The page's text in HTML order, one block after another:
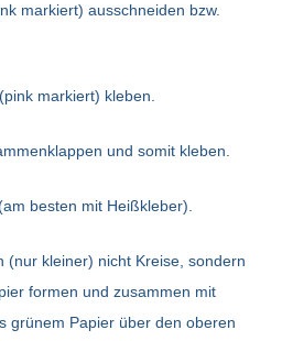
markiert) ausschneiden bzw.
markiert) kleben.
und somit kleben.
besten mit Heißkleber).
(nur kleiner) nicht Kreise, sondern
formen und zusammen mit
grünem Papier über den oberen